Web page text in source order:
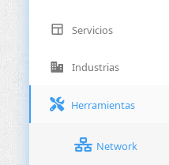
Servicios
Industrias
Herramientas
Network